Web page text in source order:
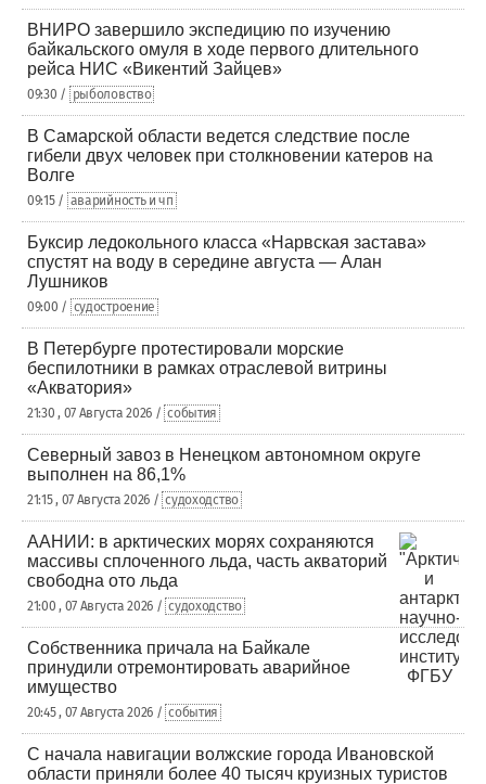
ВНИРО завершило экспедицию по изучению
байкальского омуля в ходе первого длительного
рейса НИС «Викентий Зайцев»
09:30 / рыболовство
В Самарской области ведется следствие после
гибели двух человек при столкновении катеров на
Волге
09:15 / аварийность и чп
Буксир ледокольного класса «Нарвская застава»
спустят на воду в середине августа — Алан
Лушников
09:00 / судостроение
В Петербурге протестировали морские
беспилотники в рамках отраслевой витрины
«Акватория»
21:30 , 07 Августа 2026 / события
Северный завоз в Ненецком автономном округе
выполнен на 86,1%
21:15 , 07 Августа 2026 / судоходство
ААНИИ: в арктических морях сохраняются
массивы сплоченного льда, часть акваторий
свободна ото льда
21:00 , 07 Августа 2026 / судоходство
Собственника причала на Байкале
принудили отремонтировать аварийное
имущество
20:45 , 07 Августа 2026 / события
С начала навигации волжские города Ивановской
области приняли более 40 тысяч круизных туристов